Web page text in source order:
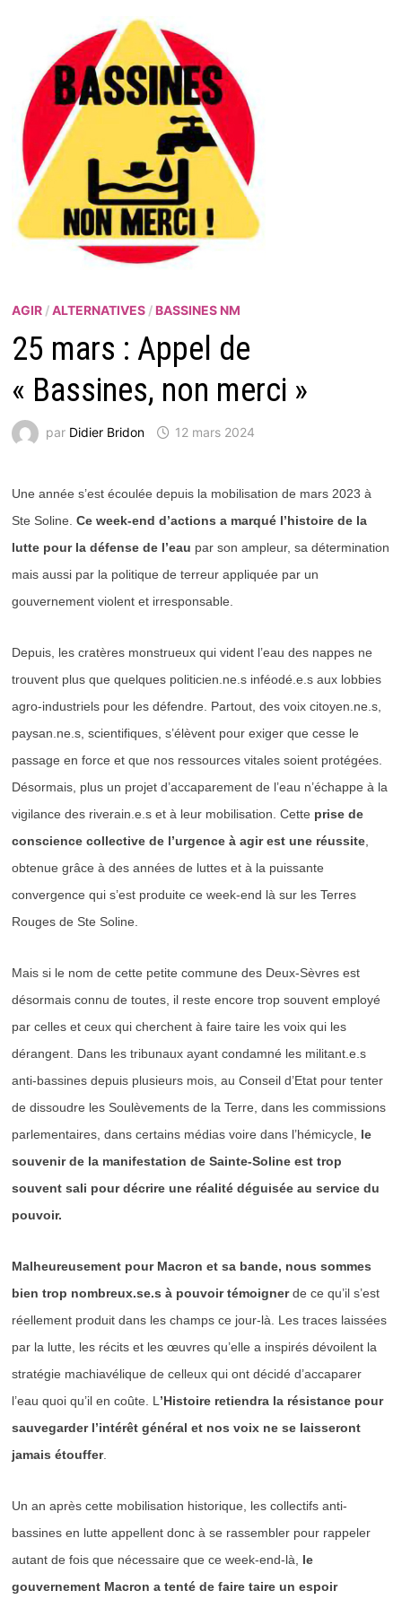
AGIR/ALTERNATIVES/ BASSINES NM
25 mars : Appel de
« Bassines, non merci »
par Didier Bridon 12 mars 2024
Une année s’est écoulée depuis la mobilisation de mars 2023 à
Ste Soline. Ce week-end d’actions a marqué l’histoire de la
lutte pour la défense de l’eau par son ampleur, sa détermination
mais aussi par la politique de terreur appliquée par un
gouvernement violent et irresponsable.
Depuis, les cratères monstrueux qui vident l’eau des nappes ne
trouvent plus que quelques politicien.ne.s inféodé.e.s aux lobbies
agro-industriels pour les défendre. Partout, des voix citoyen.ne.s,
paysan.ne.s, scientifiques, s’élèvent pour exiger que cesse le
passage en force et que nos ressources vitales soient protégées.
Désormais, plus un projet d’accaparement de l’eau n’échappe à la
vigilance des riverain.e.s et à leur mobilisation. Cette prise de
conscience collective de l’urgence à agir est une réussite,
obtenue grâce à des années de luttes et à la puissante
convergence qui s’est produite ce week-end là sur les Terres
Rouges de Ste Soline.
Mais si le nom de cette petite commune des Deux-Sèvres est
désormais connu de toutes, il reste encore trop souvent employé
par celles et ceux qui cherchent à faire taire les voix qui les
dérangent. Dans les tribunaux ayant condamné les militant.e.s
anti-bassines depuis plusieurs mois, au Conseil d’Etat pour tenter
de dissoudre les Soulèvements de la Terre, dans les commissions
parlementaires, dans certains médias voire dans l’hémicycle, le
souvenir de la manifestation de Sainte-Soline est trop
souvent sali pour décrire une réalité déguisée au service du
pouvoir.
Malheureusement pour Macron et sa bande, nous sommes
bien trop nombreux.se.s à pouvoir témoignerde ce qu’il s’est
réellement produit dans les champs ce jour-là. Les traces laissées
par la lutte, les récits et les œuvres qu’elle a inspirés dévoilent la
stratégie machiavélique de celleux qui ont décidé d’accaparer
l’eau quoi qu’il en coûte. L ’Histoire retiendra la résistance pour
sauvegarder l’intérêt général et nos voix ne se laisseront
jamais étouffer.
Un an après cette mobilisation historique, les collectifs anti-
bassines en lutte appellent donc à se rassembler pour rappeler
autant de fois que nécessaire que ce week-end-là,
le
gouvernement Macron a tenté de faire taire un espoir